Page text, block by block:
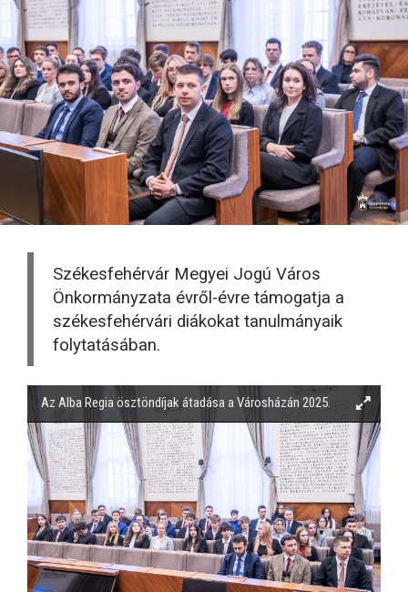
Székesfehérvár Megyei Jogú Város
Önkormányzata évről-évre támogatja a
székesfehérvári diákokat tanulmányaik
folytatásában.
Az Alba Regia ösztöndíjak átadása a Városházán 2025.